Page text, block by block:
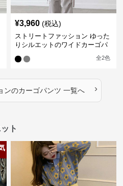
¥3,960 (税込)
ストリートファッション ゆった
りシルエットのワイドカーゴパ
全2色
ンのカーゴパンツ 一覧へ ›
ト